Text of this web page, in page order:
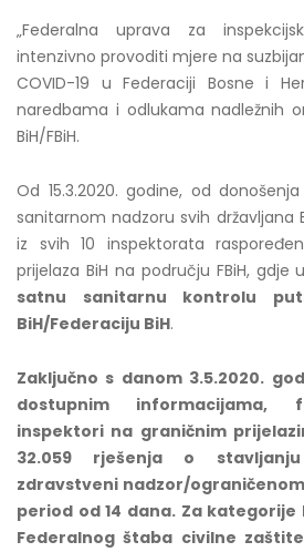
„Federalna uprava za
intenzivno provoditi mjere na
COVID-19 u Federaciji Bosne i
naredbama i odlukama nadležnih
BiH/FBiH.
Od 15.3.2020. godine, od
sanitarnom nadzoru svih državljana
iz svih 10 inspektorata
prijelaza BiH na području FBiH, gdje u
satnu sanitarnu kontrolu
BiH/Federaciju BiH.
Zaključno s danom 3.5.2020.
dostupnim informacijama,
inspektori na graničnim
32.059 rješenja o
zdravstveni nadzor/
period od 14 dana. Za
Federalnog štaba civilne